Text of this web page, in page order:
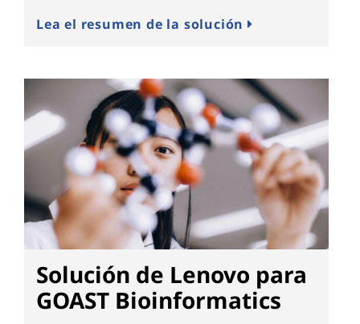
Lea el resumen de la solución
Solución de Lenovo para
GOAST Bioinformatics